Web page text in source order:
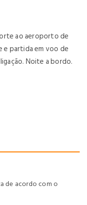
ao aeroporto de
e partida em voo de
Noite a bordo.
de acordo com o